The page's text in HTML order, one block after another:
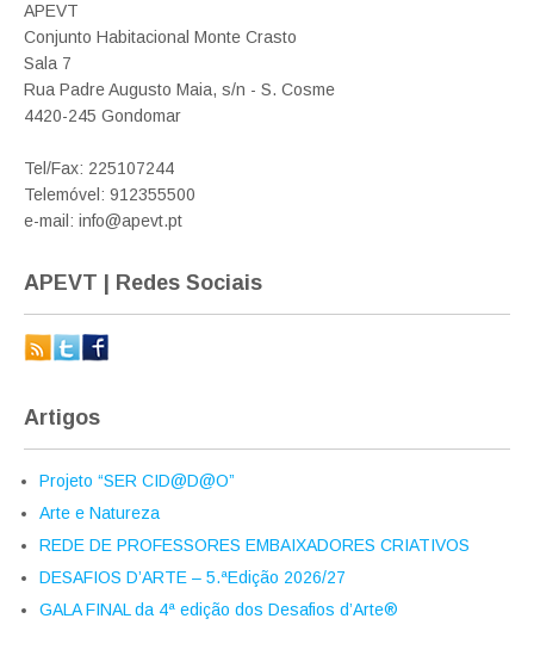
APEVT
Conjunto Habitacional Monte Crasto
Sala 7
Rua Padre Augusto Maia, s/n - S. Cosme
4420-245 Gondomar
Tel/Fax: 225107244
Telemóvel: 912355500
e-mail: info@apevt.pt
APEVT | Redes Sociais
Artigos
Projeto “SER CID@D@O”
Arte e Natureza
REDE DE PROFESSORES EMBAIXADORES CRIATIVOS
DESAFIOS D’ARTE – 5.ªEdição 2026/27
GALA FINAL da 4ª edição dos Desafios d’Arte®